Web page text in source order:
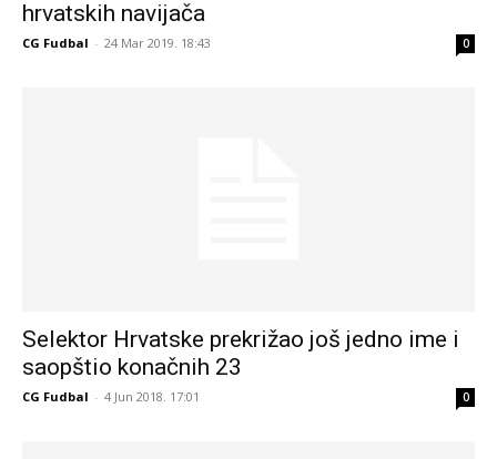
hrvatskih navijača
CG Fudbal - 24 Mar 2019. 18:43 0
Selektor Hrvatske prekrižao još jedno ime i
saopštio konačnih 23
CG Fudbal - 4 Jun 2018. 17:01 0